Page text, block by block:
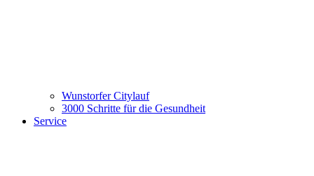
Wunstorfer Citylauf
3000 Schritte für die Gesundheit
Service